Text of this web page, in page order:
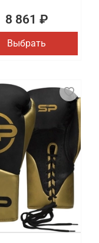
8 861 ₽
Выбрать